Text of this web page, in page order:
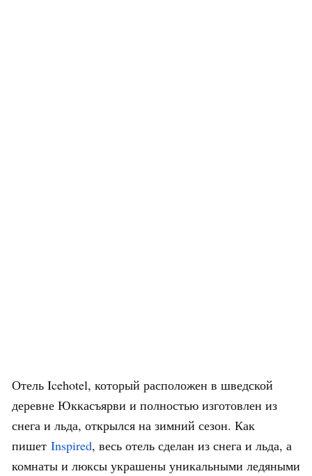
Отель Icehotel, который расположен в шведской
деревне Юккасъярви и полностью изготовлен из
снега и льда, открылся на зимний сезон. Как
пишет Inspired, весь отель сделан из снега и льда, а
комнаты и люксы украшены уникальными ледяными